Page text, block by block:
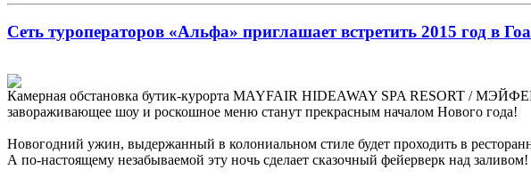
Сеть туроператоров «Альфа» приглашает встретить 2015 год в
Камерная обстановка бутик-курорта MAYFAIR HIDEAWAY SPA RESORT /
завораживающее шоу и роскошное меню станут прекрасным началом Нового года!
Новогодний ужин, выдержанный в колониальном стиле будет проходить в
А по-настоящему незабываемой эту ночь сделает сказочный фейерверк над заливом!